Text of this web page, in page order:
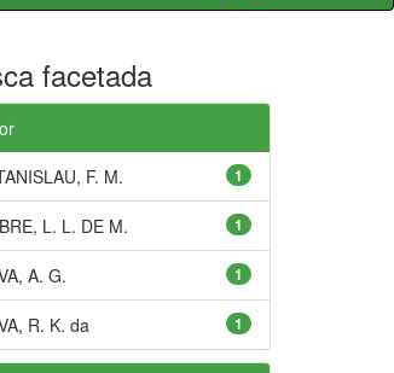
facetada
1
F. M.
1
L. L. DE M.
1
A. G.
1
R. K. da